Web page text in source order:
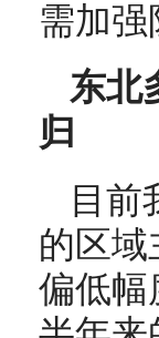
需加强
东北
归
目前
的区
偏低幅